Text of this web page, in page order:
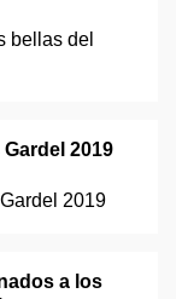
2019
a los